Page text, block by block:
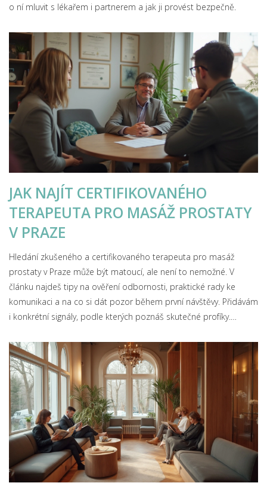
o ní mluvit s lékařem i partnerem a jak ji provést bezpečně.
JAK NAJÍT CERTIFIKOVANÉHO
TERAPEUTA PRO MASÁŽ PROSTATY
V PRAZE
Hledání zkušeného a certifikovaného terapeuta pro masáž
prostaty v Praze může být matoucí, ale není to nemožné. V
článku najdeš tipy na ověření odbornosti, praktické rady ke
komunikaci a na co si dát pozor během první návštěvy. Přidávám
i konkrétní signály, podle kterých poznáš skutečné profíky.
vůbec začít hledat. Vše jednoduše a na rovinu, bez zbytečných
slov a mýtů.